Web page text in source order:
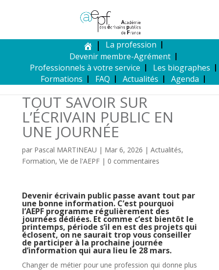
La profession
Devenir membre-Agrément
Professionnels à votre service
Les biographes
Formations
FAQ Actualités Agenda
TOUT SAVOIR SUR
L’ÉCRIVAIN PUBLIC EN
UNE JOURNÉE
par Pascal MARTINEAU | Mar 6, 2026 | Actualités,
Formation, Vie de l'AEPF| 0 commentaires
Devenir écrivain public passe avant tout par
une bonne information. C’est pourquoi
l’AEPF programme régulièrement des
journées dédiées. Et comme c’est bientôt le
printemps, période s’il en est des projets qui
éclosent, on ne saurait trop vous conseiller
de participer à la prochaine journée
d’information qui aura lieu le 28 mars.
Changer de métier pour une profession qui donne plus